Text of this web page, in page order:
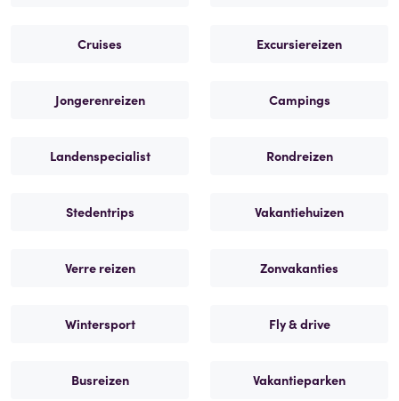
Cruises Excursiereizen
Jongerenreizen Campings
Landenspecialist Rondreizen
Stedentrips Vakantiehuizen
Verre reizen Zonvakanties
Wintersport Fly & drive
Busreizen Vakantieparken